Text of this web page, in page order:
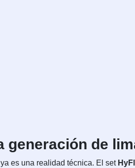
generación de
es una realidad técnica. El set